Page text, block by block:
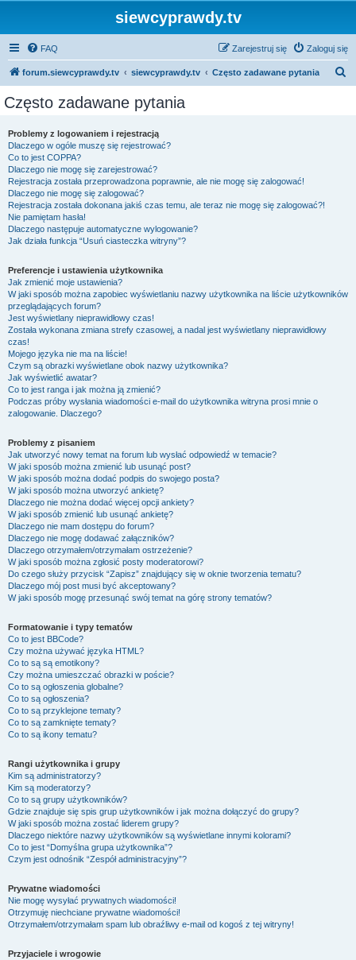
siewcyprawdy.tv
FAQ Zaloguj się
Zarejestruj się
forum.siewcyprawdy.tv siewcyprawdy.tv Często zadawane pytania
Często zadawane pytania
Problemy z logowaniem i rejestracją
Dlaczego w ogóle muszę się rejestrować?
Co to jest COPPA?
Dlaczego nie mogę się zarejestrować?
Rejestracja została przeprowadzona poprawnie, ale nie mogę się zalogować!
Dlaczego nie mogę się zalogować?
Rejestracja została dokonana jakiś czas temu, ale teraz nie mogę się zalogować?!
Nie pamiętam hasła!
Dlaczego następuje automatyczne wylogowanie?
Jak działa funkcja “Usuń ciasteczka witryny”?
Preferencje i ustawienia użytkownika
Jak zmienić moje ustawienia?
W jaki sposób można zapobiec wyświetlaniu nazwy użytkownika na liście użytkowników
przeglądających forum?
Jest wyświetlany nieprawidłowy czas!
Została wykonana zmiana strefy czasowej, a nadal jest wyświetlany nieprawidłowy
czas!
Mojego języka nie ma na liście!
Czym są obrazki wyświetlane obok nazwy użytkownika?
Jak wyświetlić awatar?
Co to jest ranga i jak można ją zmienić?
Podczas próby wysłania wiadomości e-mail do użytkownika witryna prosi mnie o
zalogowanie. Dlaczego?
Problemy z pisaniem
Jak utworzyć nowy temat na forum lub wysłać odpowiedź w temacie?
W jaki sposób można zmienić lub usunąć post?
W jaki sposób można dodać podpis do swojego posta?
W jaki sposób można utworzyć ankietę?
Dlaczego nie można dodać więcej opcji ankiety?
W jaki sposób zmienić lub usunąć ankietę?
Dlaczego nie mam dostępu do forum?
Dlaczego nie mogę dodawać załączników?
Dlaczego otrzymałem/otrzymałam ostrzeżenie?
W jaki sposób można zgłosić posty moderatorowi?
Do czego służy przycisk “Zapisz” znajdujący się w oknie tworzenia tematu?
Dlaczego mój post musi być akceptowany?
W jaki sposób mogę przesunąć swój temat na górę strony tematów?
Formatowanie i typy tematów
Co to jest BBCode?
Czy można używać języka HTML?
Co to są są emotikony?
Czy można umieszczać obrazki w poście?
Co to są ogłoszenia globalne?
Co to są ogłoszenia?
Co to są przyklejone tematy?
Co to są zamknięte tematy?
Co to są ikony tematu?
Rangi użytkownika i grupy
Kim są administratorzy?
Kim są moderatorzy?
Co to są grupy użytkowników?
Gdzie znajduje się spis grup użytkowników i jak można dołączyć do grupy?
W jaki sposób można zostać liderem grupy?
Dlaczego niektóre nazwy użytkowników są wyświetlane innymi kolorami?
Co to jest “Domyślna grupa użytkownika”?
Czym jest odnośnik “Zespół administracyjny”?
Prywatne wiadomości
Nie mogę wysyłać prywatnych wiadomości!
Otrzymuję niechciane prywatne wiadomości!
Otrzymałem/otrzymałam spam lub obraźliwy e-mail od kogoś z tej witryny!
Przyjaciele i wrogowie